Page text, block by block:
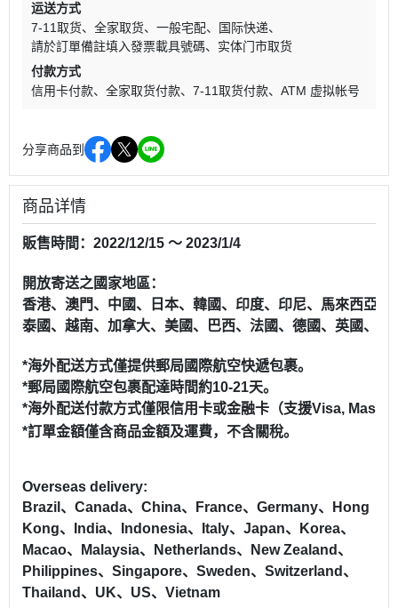
运送方式
7-11取货
全家取货 一般宅配
国际快递
請於訂單備註填入發票載具號碼
实体门市取货
付款方式
信用卡付款
全家取货付款 7-11取货付款 ATM 虚拟帐号
分享商品到
商品详情
販售時間：2022/12/15 ～ 2023/1/4
開放寄送之國家地區：
香港、澳門、中國、日本、韓國、印度、印尼、馬來西亞、
泰國、越南、加拿大、美國、巴西、法國、德國、英國、
*海外配送方式僅提供郵局國際航空快遞包裹。
*郵局國際航空包裹配達時間約10-21天。
*海外配送付款方式僅限信用卡或金融卡（支援Visa,
*訂單金額僅含商品金額及運費，不含關稅。
Overseas delivery:
Brazil、Canada、China、France、Germany、Hong
Kong、India、Indonesia、Italy、Japan、Korea、
Macao、Malaysia、Netherlands、New Zealand、
Philippines、Singapore、Sweden、Switzerland、
Thailand、UK、US、Vietnam